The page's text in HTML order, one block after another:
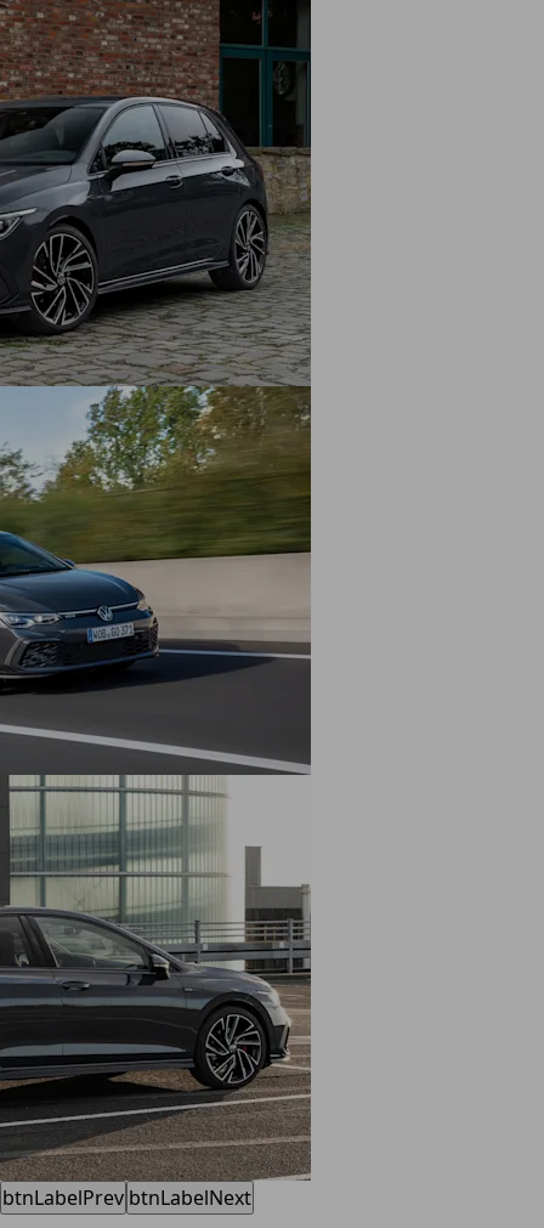
btnLabelPrev btnLabelNext